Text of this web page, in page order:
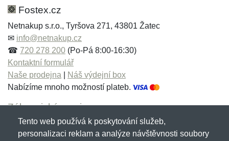
Hodnocení:
Jméno: *
Jméno:
E-mail:*
Fostex.cz
Netnakup s.r.o., Tyršova 271, 43801 Žatec
✉ info@netnakup.cz
☎ 720 278 200 (Po-Pá 8:00-16:30)
Kontaktní formulář
Naše prodejna
Náš výdejní box
Nabízíme mnoho možností plateb.
Zákaznický servis
Novinky emailem
Tento web používá k poskytování služeb,
personalizaci reklam a analýze návštěvnosti soubory